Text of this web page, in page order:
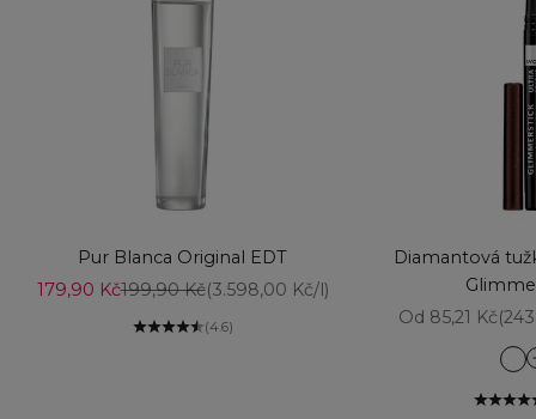
Pur Blanca Original EDT
Prodejní cena
179,90 KčBěžná cena
199,90 Kč(3.598,00 Kč/l)
(4.6)
Diamantová
Prodejní cena
Od 85,21 Kč